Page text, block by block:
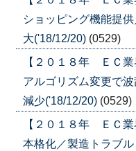
ショッピング機能提
大('18/12/20) (0529)
【２０１８年 ＥＣ
アルゴリズム変更で
減少('18/12/20) (0529)
【２０１８年 ＥＣ
本格化／製造トラブ